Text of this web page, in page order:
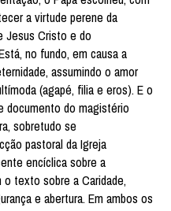
a virtude perene da
Jesus Cristo e do
no fundo, em causa a
assumindo o amor
(agapé, filia e eros). E o
documento do magistério
sobretudo se
pastoral da Igreja
encíclica sobre a
o texto sobre a Caridade,
e abertura. Em ambos os